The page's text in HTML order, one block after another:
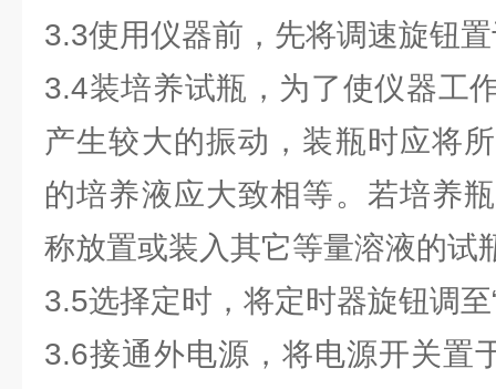
3.3使用仪器前，先将调速旋钮
3.4装培养试瓶，为了使仪器工
产生较大的振动，装瓶时应将
的培养液应大致相等。若培养
称放置或装入其它等量溶液的试
3.5选择定时，将定时器旋钮调
3.6接通外电源，将电源开关置